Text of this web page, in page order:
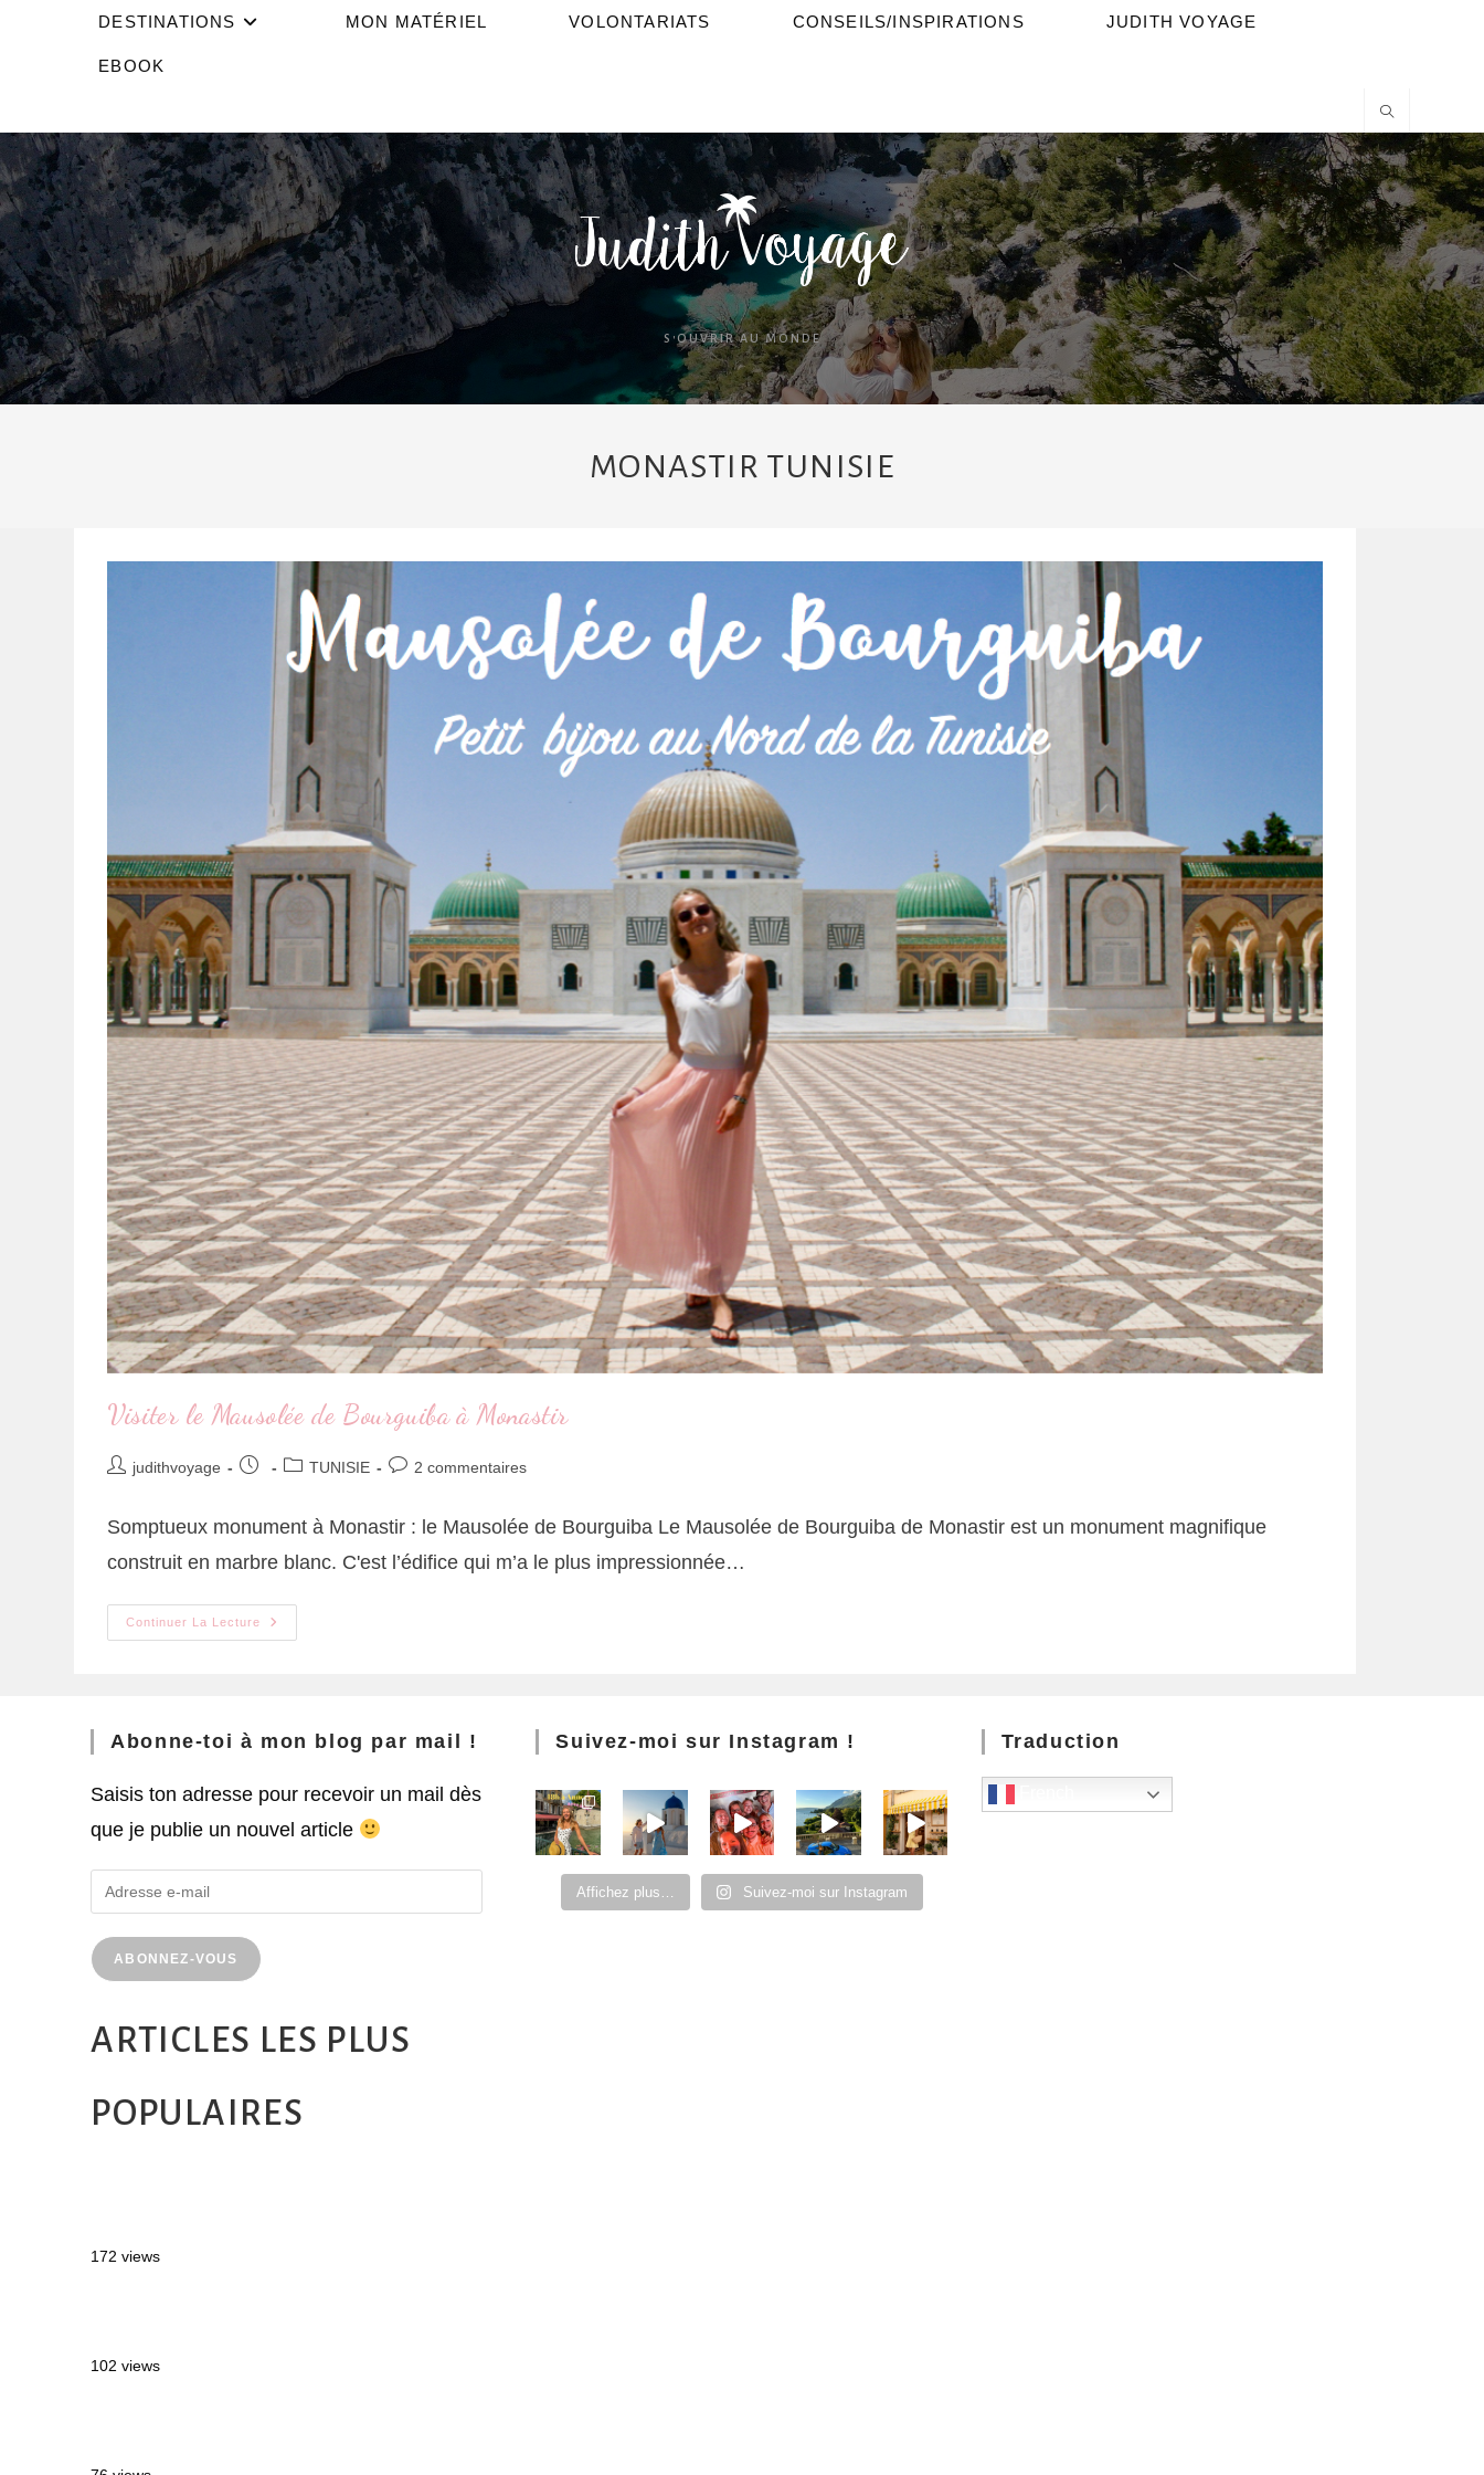
DESTINATIONS MON MATÉRIEL VOLONTARIATS CONSEILS/INSPIRATIONS JUDITH VOYAGE
EBOOK
S'OUVRIR AU MONDE
MONASTIR TUNISIE
Visiter le Mausolée de Bourguiba à Monastir
judithvoyage TUNISIE 2 commentaires
Somptueux monument à Monastir : le Mausolée de Bourguiba Le Mausolée de Bourguiba de Monastir est un monument magnifique
construit en marbre blanc. C'est l’édifice qui m’a le plus impressionnée…
Continuer La Lecture
Abonne-toi à mon blog par mail !
Saisis ton adresse pour recevoir un mail dès
que je publie un nouvel article
ABONNEZ-VOUS
ARTICLES LES PLUS
POPULAIRES
172 views
102 views
Suivez-moi sur Instagram !
Affichez plus… Suivez-moi sur Instagram
Traduction